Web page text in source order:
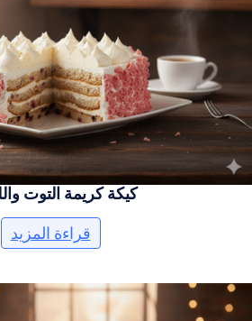
كيكة كريمة التوت
قراءة المزيد